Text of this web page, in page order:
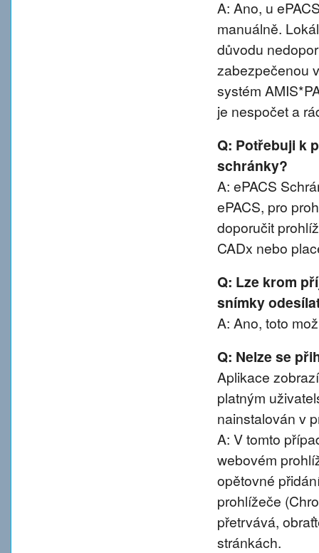
A: Ano, u
manuálně.
důvodu
zabezpečenou
systém
je nespočet a
Q: Potřebuji k
schránky?
A: ePACS
ePACS, pro
doporučit
CADx nebo
Q: Lze krom
snímky
A: Ano, toto
Q: Nelze se
Aplikace
platným
nainstalován v
A: V tomto
webovém
opětovné
prohlížeče
přetrvává,
stránkách.